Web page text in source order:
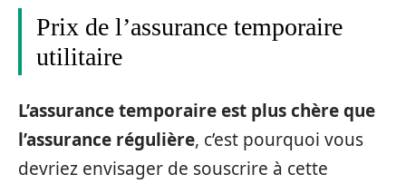
Prix de l’assurance temporaire
utilitaire
L’assurance temporaire est plus chèreque
l’assurance régulière, c’est pourquoi vous
devriez envisager de souscrire à cette